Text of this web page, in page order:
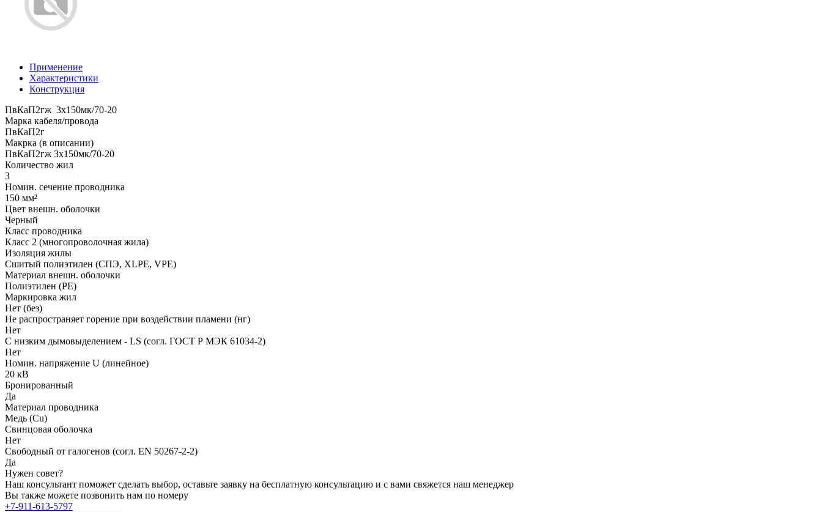
Применение
Характеристики
Конструкция
ПвКаП2гж 3x150мк/70-20
Марка кабеля/провода
ПвКаП2г
Макрка (в описании)
ПвКаП2гж 3x150мк/70-20
Количество жил
3
Номин. сечение проводника
150 мм²
Цвет внешн. оболочки
Черный
Класс проводника
Класс 2 (многопроволочная жила)
Изоляция жилы
Сшитый полиэтилен (СПЭ, XLPE, VPE)
Материал внешн. оболочки
Полиэтилен (PE)
Маркировка жил
Нет (без)
Не распространяет горение при воздействии пламени (нг)
Нет
С низким дымовыделением - LS (согл. ГОСТ Р МЭК 61034-2)
Нет
Номин. напряжение U (линейное)
20 кВ
Бронированный
Да
Материал проводника
Медь (Cu)
Свинцовая оболочка
Нет
Свободный от галогенов (согл. EN 50267-2-2)
Да
Нужен совет?
Наш консультант поможет сделать выбор, оставьте заявку на бесплатную консультацию и с вами свяжется наш менеджер
Вы также можете позвонить нам по номеру
+7-911-613-5797